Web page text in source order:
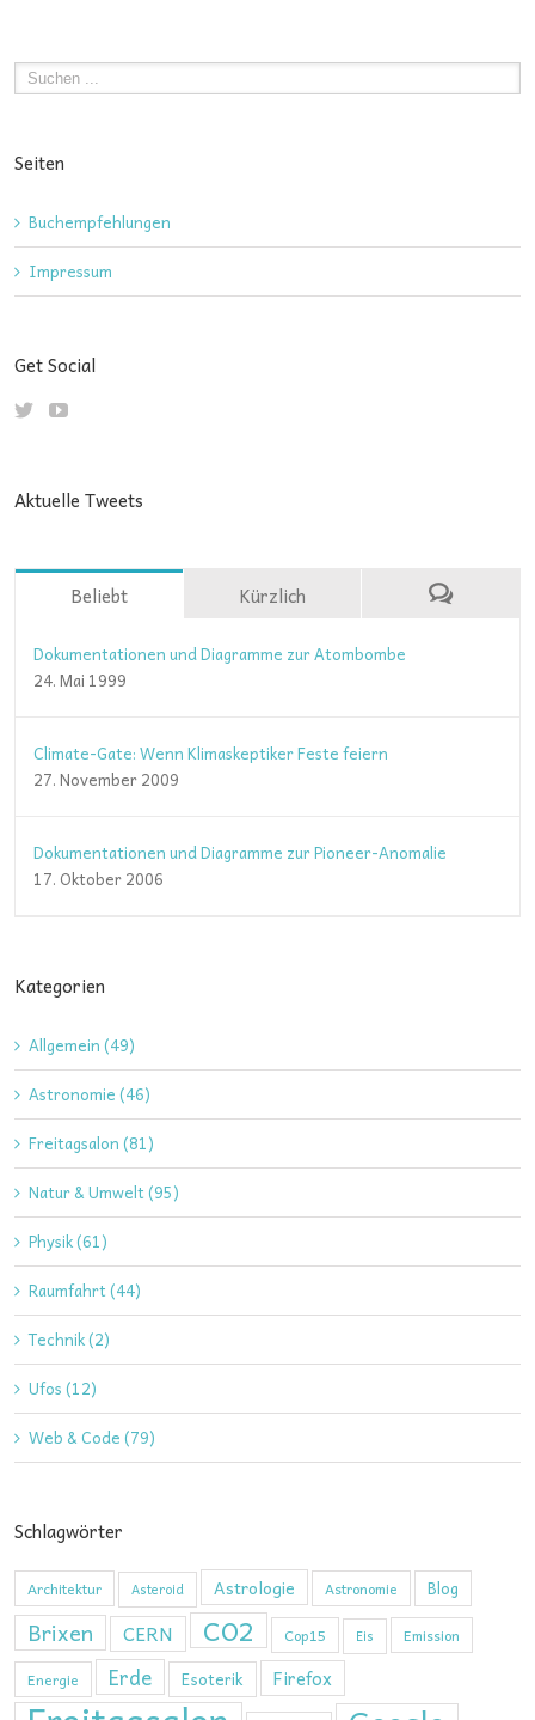
Seiten
Buchempfehlungen
Impressum
Get Social
Aktuelle Tweets
Beliebt Kürzlich
Dokumentationen und Diagramme zur Atombombe
24. Mai 1999
Climate-Gate: Wenn Klimaskeptiker Feste feiern
27. November 2009
Dokumentationen und Diagramme zur Pioneer-Anomalie
17. Oktober 2006
Kategorien
Allgemein (49)
Astronomie (46)
Freitagsalon (81)
Natur & Umwelt (95)
Physik (61)
Raumfahrt (44)
Technik (2)
Ufos (12)
Web & Code (79)
Schlagwörter
Architektur Asteroid Astrologie Astronomie Blog
Brixen CERN CO2 Cop15 Eis
Emission
Energie
Erde Esoterik Firefox